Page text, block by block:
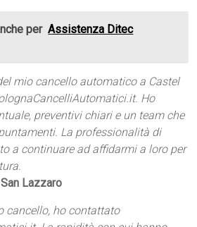
per Assistenza Ditec
mio cancello automatico a Castel
Ho
preventivi chiari e un team che
La professionalità di
a continuare ad affidarmi a loro per
Lazzaro
cancello, ho contattato